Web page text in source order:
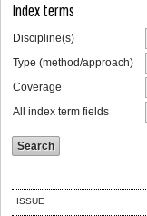
Index terms
Discipline(s)
Type (method/approach)
Coverage
All index term fields
ISSUE